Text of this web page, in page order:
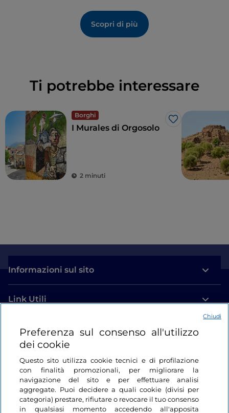
Scopri di più
Ti potrebbe interessare
Borghi
Like
I Murales di Orgosolo
2 minuti
Informazioni sul sito
Link Utili
Login
Restiamo in contatto
Preferenza sul consenso all'utilizzo
dei cookie
Questo sito utilizza cookie tecnici e di profilazione
con finalità promozionali, per migliorare la
navigazione del sito e per effettuare analisi
aggregate. Puoi decidere a quali cookie (divisi per
categoria) prestare, rifiutare o revocare il tuo consenso
in qualsiasi momento accedendo all'apposita
Chiudi